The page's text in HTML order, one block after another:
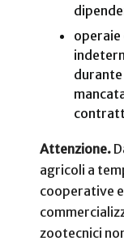
operaie
durante
Attenzione.
agricoli a
cooperative
zootecnici